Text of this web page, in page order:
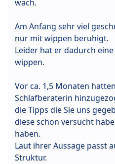
wach.
Am Anfang sehr viel
nur mit wippen beruhigt.
Leider hat er dadurch
wippen.
Vor ca. 1,5 Monaten
Schlafberaterin
die Tipps die Sie uns
diese schon versucht
haben.
Laut ihrer Aussage passt
Struktur.